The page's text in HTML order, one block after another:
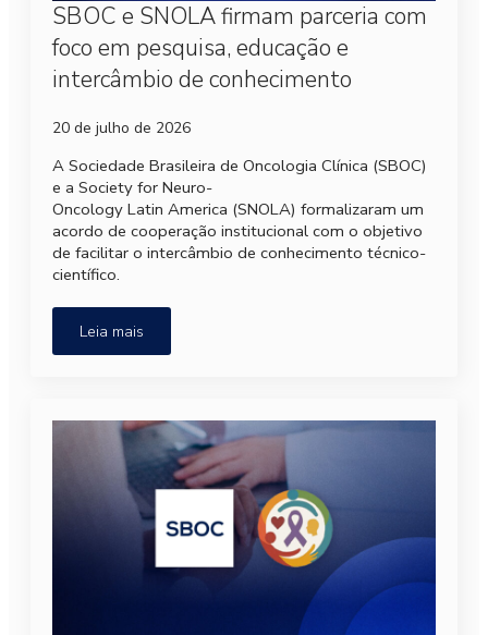
SBOC e SNOLA firmam parceria com
foco em pesquisa, educação e
intercâmbio de conhecimento
20 de julho de 2026
A Sociedade Brasileira de Oncologia Clínica (SBOC)
e a Society for Neuro-
Oncology Latin America (SNOLA) formalizaram um
acordo de cooperação institucional com o objetivo
de facilitar o intercâmbio de conhecimento técnico-
científico.
Leia mais